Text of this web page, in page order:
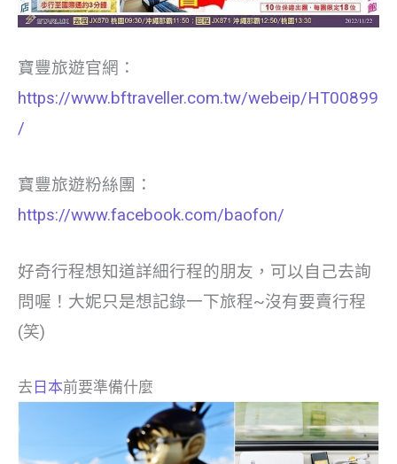
寶豐旅遊官網：
https://www.bftraveller.com.tw/webeip/HT00899
/
寶豐旅遊粉絲團：
https://www.facebook.com/baofon/
好奇行程想知道詳細行程的朋友，可以自己去詢
問喔！大妮只是想記錄一下旅程~沒有要賣行程
(笑)
去 日本前要準備什麼